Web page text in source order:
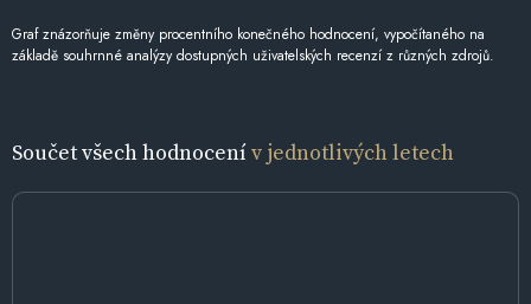
Graf znázorňuje změny procentního konečného hodnocení, vypočítaného na
základě souhrnné analýzy dostupných uživatelských recenzí z různých zdrojů.
Součet všech hodnocenív jednotlivých letech